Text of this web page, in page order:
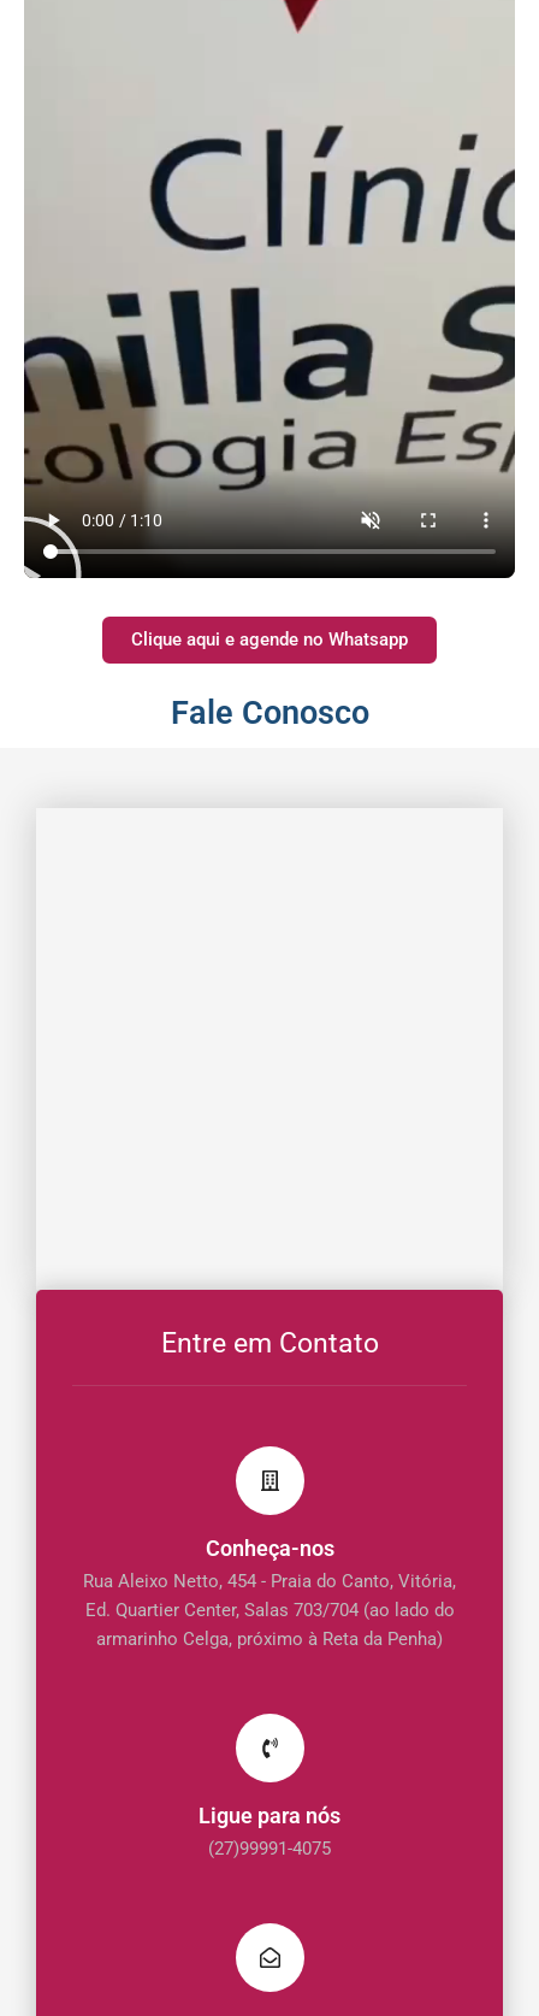
Clique aqui e agende no Whatsapp
Fale Conosco
Entre em Contato
Conheça-nos
Rua Aleixo Netto, 454 - Praia do Canto, Vitória,
Ed. Quartier Center, Salas 703/704 (ao lado do
armarinho Celga, próximo à Reta da Penha)
Ligue para nós
(27)99991-4075